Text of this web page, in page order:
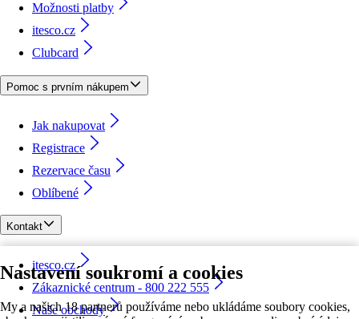
Nastavení soukromí a cookies
My a našich 18 partnerů používáme nebo ukládáme soubory cookies,
Možnosti platby
itesco.cz
Clubcard
Pomoc s prvním nákupem
Jak nakupovat
Registrace
Rezervace času
Oblíbené
Kontakt
itesco.cz
Zákaznické centrum - 800 222 555
Naše obchody